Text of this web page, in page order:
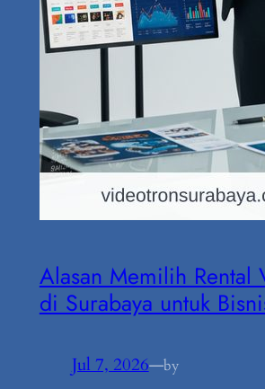
Alasan Memilih Rental
di Surabaya untuk
Jul 7, 2026—by